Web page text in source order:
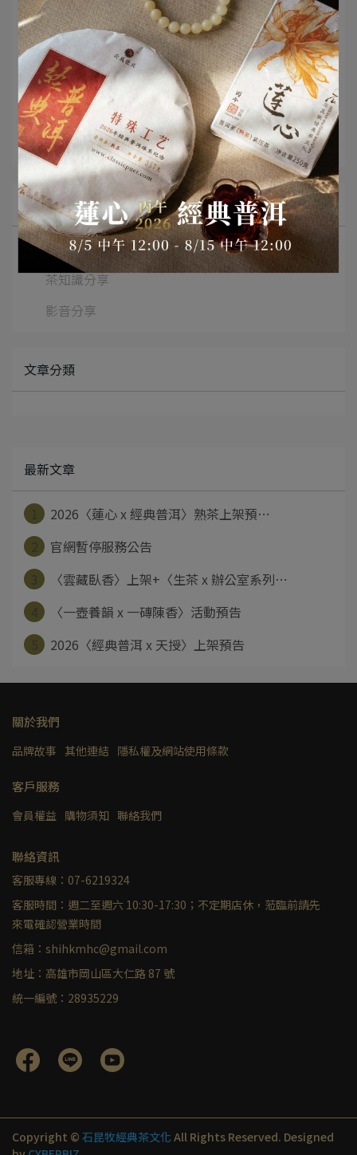
加贈2018年經典普洱熟茶茶樣8g
所有文章主題
最新消息
茶知識分享
影音分享
文章分類
最新文章
2026〈蓮心 x 經典普洱〉熟茶上架預⋯
官網暫停服務公告
〈雲藏臥香〉上架+〈生茶 x 辦公室系列⋯
〈一壺養韻 x 一磚陳香〉活動預告
2026〈經典普洱 x 天授〉上架預告
關於我們
品牌故事 其他連結 隱私權及網站使用條款
客戶服務
會員權益 購物須知 聯絡我們
聯絡資訊
客服專線：07-6219324
客服時間：週二至週六 10:30-17:30；不定期店休，蒞臨前請先
來電確認營業時間
信箱：shihkmhc@gmail.com
地址：高雄市岡山區大仁路 87 號
統一編號：28935229
Copyright © 石昆牧經典茶文化 All Rights Reserved. Designed